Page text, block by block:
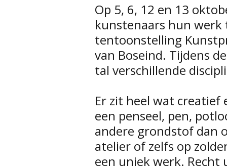
Op 5, 6, 12 en 13
kunstenaars hun werk
tentoonstelling
van Boseind. Tijdens
tal verschillende
Er zit heel wat
een penseel, pen,
andere grondstof dan
atelier of zelfs op
een uniek werk.